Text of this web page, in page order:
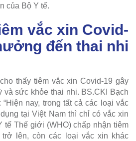
của Bộ Y tế.
vắc xin Covid-
đến thai nhi
thấy tiêm vắc xin Covid-19 gây
sức khỏe thai nhi. BS.CKI Bạch
nay, trong tất cả các loại vắc
tại Việt Nam thì chỉ có vắc xin
tế Thế giới (WHO) chấp nhận tiêm
lên, còn các loại vắc xin khác